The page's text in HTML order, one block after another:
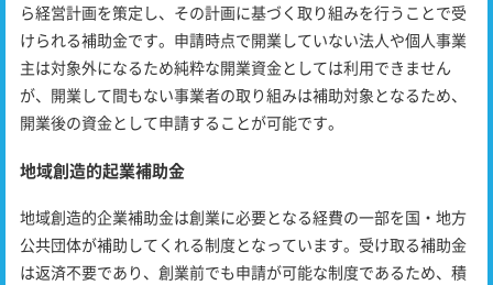
ら経営計画を策定し、その計画に基づく取り組みを行うことで受
けられる補助金です。申請時点で開業していない法人や個人事業
主は対象外になるため純粋な開業資金としては利用できません
が、開業して間もない事業者の取り組みは補助対象となるため、
開業後の資金として申請することが可能です。
地域創造的起業補助金
地域創造的企業補助金は創業に必要となる経費の一部を国・地方
公共団体が補助してくれる制度となっています。受け取る補助金
は返済不要であり、創業前でも申請が可能な制度であるため、積